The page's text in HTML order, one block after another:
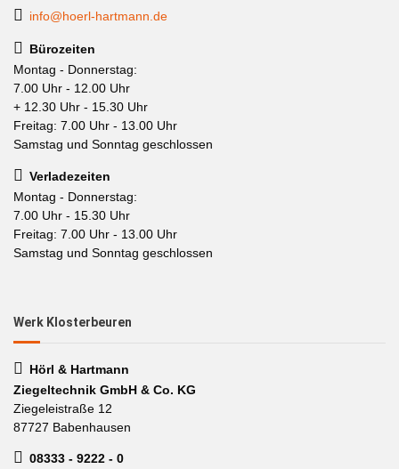
info@hoerl-hartmann.de
Bürozeiten
Montag - Donnerstag:
7.00 Uhr - 12.00 Uhr
+ 12.30 Uhr - 15.30 Uhr
Freitag: 7.00 Uhr - 13.00 Uhr
Samstag und Sonntag geschlossen
Verladezeiten
Montag - Donnerstag:
7.00 Uhr - 15.30 Uhr
Freitag: 7.00 Uhr - 13.00 Uhr
Samstag und Sonntag geschlossen
Werk Klosterbeuren
Hörl & Hartmann
Ziegeltechnik GmbH & Co. KG
Ziegeleistraße 12
87727 Babenhausen
08333 - 9222 - 0